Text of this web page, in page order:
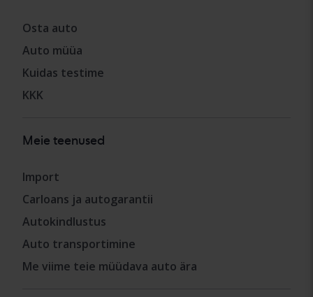
Osta auto
Auto müüa
Kuidas testime
KKK
Meie teenused
Import
Carloans ja autogarantii
Autokindlustus
Auto transportimine
Me viime teie müüdava auto ära